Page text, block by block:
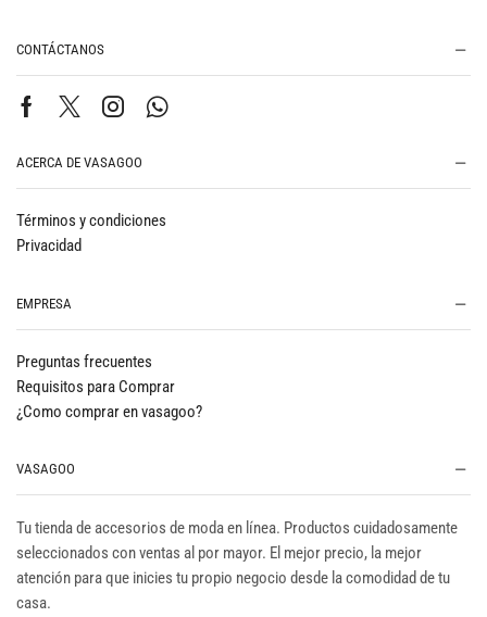
CONTÁCTANOS
ACERCA DE VASAGOO
Términos y condiciones
Privacidad
EMPRESA
Preguntas frecuentes
Requisitos para Comprar
¿Como comprar en vasagoo?
VASAGOO
Tu tienda de accesorios de moda en línea. Productos cuidadosamente
seleccionados con ventas al por mayor. El mejor precio, la mejor
atención para que inicies tu propio negocio desde la comodidad de tu
casa.